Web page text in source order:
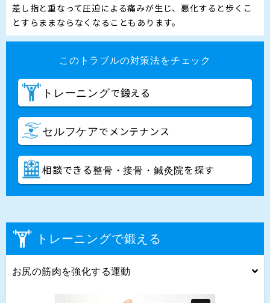
差し指と重なって圧迫による痛みが生じ、悪化すると歩くこ
とすらままならなくなることもあります。
このトラブルの対策法をチェック
トレーニングで鍛える
セルフケアでメンテナンス
相談できる整骨・接骨・鍼灸院を探す
トレーニングで鍛える
お尻の筋肉を強化する運動